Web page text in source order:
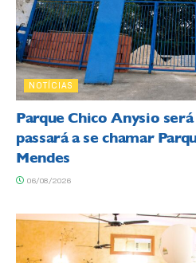
NOTÍCIAS
Parque Chico Anysio
passará a se chamar
Mendes
06/08/2026